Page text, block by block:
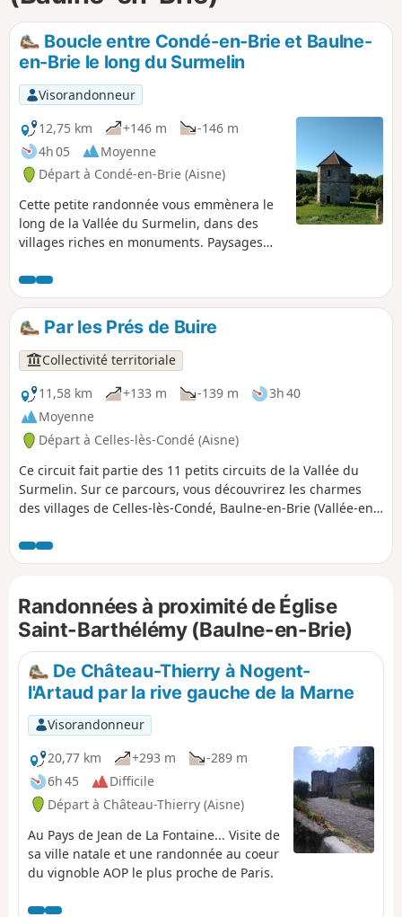
Boucle entre Condé-en-Brie et Baulne-
en-Brie le long du Surmelin
Visorandonneur
12,75 km
+146 m
-146 m
4h 05
Moyenne
Départ à Condé-en-Brie (Aisne)
Cette petite randonnée vous emmènera le
long de la Vallée du Surmelin, dans des
villages riches en monuments. Paysages
pâtures. Aucune difficulté, mais à éviter par
temps très chaud car il y a peu d'ombre.
Par les Prés de Buire
Collectivité territoriale
11,58 km
+133 m -139 m
3h 40
Moyenne
Départ à Celles-lès-Condé (Aisne)
Ce circuit fait partie des 11 petits circuits de la Vallée du
Surmelin. Sur ce parcours, vous découvrirez les charmes
des villages de Celles-lès-Condé, Baulne-en-Brie (Vallée-en-
Randonnées à proximité de Église
Saint-Barthélémy (Baulne-en-Brie)
De Château-Thierry à Nogent-
l'Artaud par la rive gauche de la Marne
Visorandonneur
20,77 km
+293 m
-289 m
6h 45
Difficile
Départ à Château-Thierry (Aisne)
Au Pays de Jean de La Fontaine... Visite de
sa ville natale et une randonnée au coeur
du vignoble AOP le plus proche de Paris.